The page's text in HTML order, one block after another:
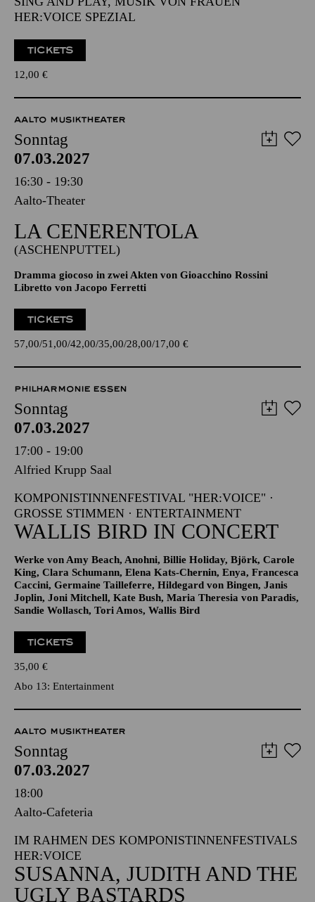
HER:VOICE
BLAUE STUNDE
SING AND PLAY, MUSIK VON FRAUEN
HER:VOICE SPEZIAL
12,00€
AALTO MUSIKTHEATER
Sonntag
07.03.2027
16:30 - 19:30
Aalto-Theater
LA CENE­RENTOLA
(ASCHENPUTTEL)
Dramma giocoso in zwei Akten von Gioacchino Rossini
Libretto von Jacopo Ferretti
57,00 51,00 42,00 35,00
PHILHARMONIE ESSEN
Sonntag
07.03.2027
17:00 - 19:00
Alfried Krupp Saal
KOMPONISTINNENFESTIVAL "HER:VOICE" ·
GROSSE STIMMEN · ENTERTAINMENT
WALLIS BIRD IN CONCERT
Werke von Amy Beach, Anohni, Billie Holiday, Björk, Carole
King, Clara Schumann, Elena Kats-Chernin, Enya, Francesca
Joplin, Joni Mitchell, Kate Bush, Maria Theresia von Paradis,
Sandie Wollasch, Tori Amos, Wallis Bird
TICKETS
35,00€
Abo 13: Entertainment
AALTO MUSIKTHEATER
Sonntag
07.03.2027
18:00
Aalto-Cafeteria
IM RAHMEN DES KOMPONISTINNENFESTIVALS
HER:VOICE